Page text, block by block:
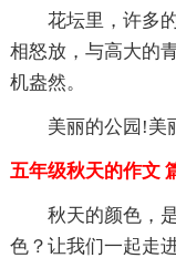
花坛里，许多
相怒放，与高大的
机盎然。
美丽的公园!美
五年级秋天的作文
秋天的颜色，
色？让我们一起走